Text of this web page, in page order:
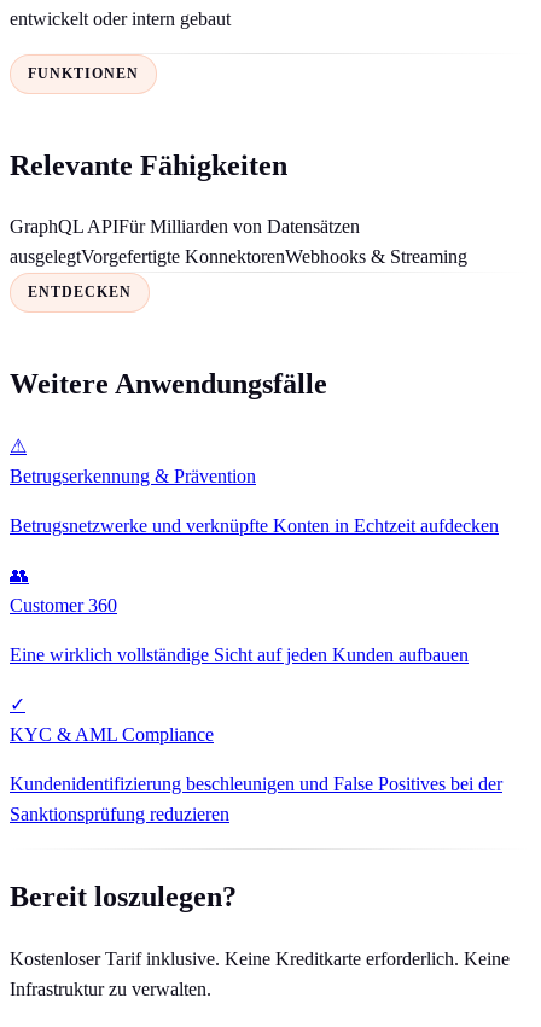
entwickelt oder intern gebaut
FUNKTIONEN
Relevante Fähigkeiten
GraphQL APIFür Milliarden von Datensätzen
ausgelegtVorgefertigte KonnektorenWebhooks & Streaming
ENTDECKEN
Weitere Anwendungsfälle
⚠
Betrugserkennung & Prävention
Betrugsnetzwerke und verknüpfte Konten in Echtzeit aufdecken
👥
Customer 360
Eine wirklich vollständige Sicht auf jeden Kunden aufbauen
✓
KYC & AML Compliance
Kundenidentifizierung beschleunigen und False Positives bei der
Sanktionsprüfung reduzieren
Bereit loszulegen?
Kostenloser Tarif inklusive. Keine Kreditkarte erforderlich. Keine
Infrastruktur zu verwalten.